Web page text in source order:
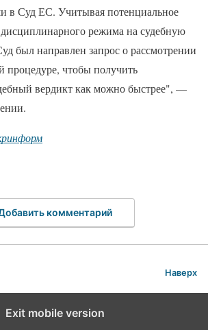
в Суд ЕС. Учитывая потенциальное
дисциплинарного режима на судебную
был направлен запрос о рассмотрении
процедуре, чтобы получить
вердикт как можно быстрее", —
комментарий
Наверх
Exit mobile version